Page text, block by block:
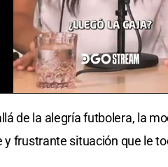
de la alegría futbolera, la
y frustrante situación que le